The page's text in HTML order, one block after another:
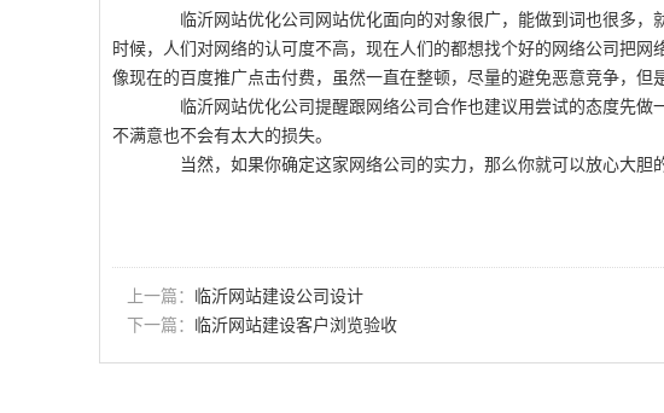
临沂网站优化公司网站优化面向的对象很广，能做到词也很多，
时候，人们对网络的认可度不高，现在人们的都想找个好的网络公司把
像现在的百度推广点击付费，虽然一直在整顿，尽量的避免恶意竞争，但
临沂网站优化公司提醒跟网络公司合作也建议用尝试的态度先做
不满意也不会有太大的损失。
当然，如果你确定这家网络公司的实力，那么你就可以放心大胆的
上一篇： 临沂网站建设公司设计
下一篇： 临沂网站建设客户浏览验收